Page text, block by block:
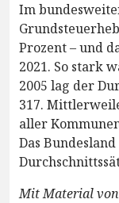
Im
Prozent – und
2021. So stark
2005 lag der
317.
aller
Das
Mit Material